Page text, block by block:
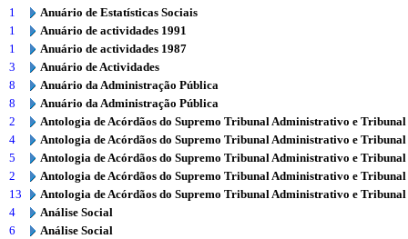
1
Anuário de Estatísticas Sociais
1
Anuário de actividades 1991
1
Anuário de actividades 1987
3
Anuário de Actividades
8
Anuário da Administração Pública
8
Anuário da Administração Pública
2
Antologia de Acórdãos do Supremo Tribunal Administrativo e
4
Antologia de Acórdãos do Supremo Tribunal Administrativo e
5
Antologia de Acórdãos do Supremo Tribunal Administrativo e
2
Antologia de Acórdãos do Supremo Tribunal Administrativo e
13
Antologia de Acórdãos do Supremo Tribunal Administrativo e
4
Análise Social
6
Análise Social